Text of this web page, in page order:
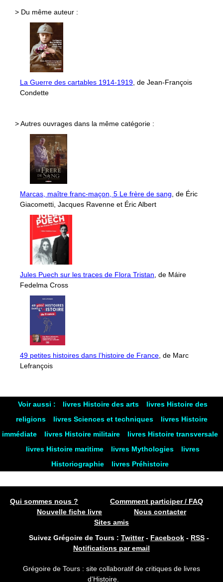
> Du même auteur :
La Guerre des cartables 1914-1919 , de Jean-François
Condette
> Autres ouvrages dans la même catégorie :
Marcas, maître franc-maçon, 5 Le frère de sang , de Éric
Giacometti, Jacques Ravenne et Éric Albert
Jules Puech sur les traces de Flora Tristan , de Máire
Fedelma Cross
49 petites histoires dans l’histoire de France , de Marc
Lefrançois
Voir aussi : livres Histoire des arts
livres Histoire des
religions
livres Sciences et techniques
livres Histoire
immédiate
livres Histoire militaire
livres Histoire transversale
livres Histoire maritime
livres Mythologies
livres
Historiographie
livres Préhistoire
Qui sommes nous ?
Commment participer / FAQ
Nouvelle fiche livre
Nous contacter
Sites amis
Suivez Grégoire de Tours : Twitter- Facebook - RSS -
Notifications par email
Grégoire de Tours : site collaboratif de critiques de livres
d'Histoire.